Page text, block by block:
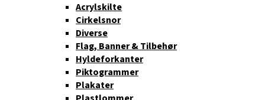
Acrylskilte
Cirkelsnor
Diverse
Flag, Banner & Tilbehør
Hyldeforkanter
Piktogrammer
Plakater